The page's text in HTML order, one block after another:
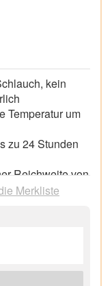
kein
Temperatur um
zu 24 Stunden
Reichweite von
Merkliste